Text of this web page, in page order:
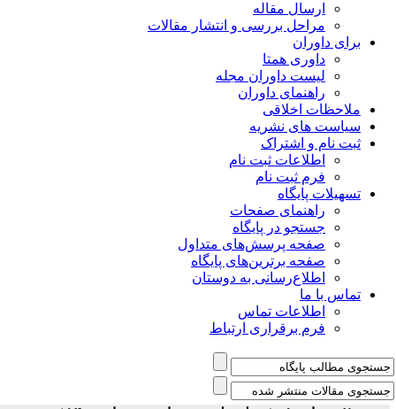
و انتشار مقالات
مجله
متداول
پایگاه
به دوستان
ارتباط